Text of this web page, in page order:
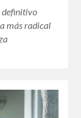
definitivo
más radical